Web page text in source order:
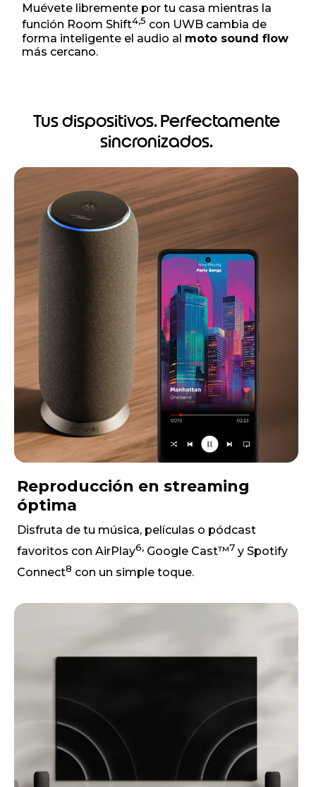
Muévete libremente por tu casa mientras la
función Room Shift4,5 con UWB cambia de
forma inteligente el audio al moto sound flow
más cercano.
Tus dispositivos. Perfectamente
sincronizados.
Reproducción en streaming
óptima
Disfruta de tu música, películas o pódcast
favoritos con AirPlay6, Google Cast™7 y Spotify
Connect8 con un simple toque.